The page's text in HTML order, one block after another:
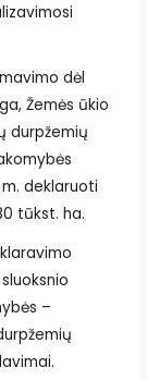
dėl
Žemės ūkio
durpžemių
deklaruoti
tūkst. ha.
–